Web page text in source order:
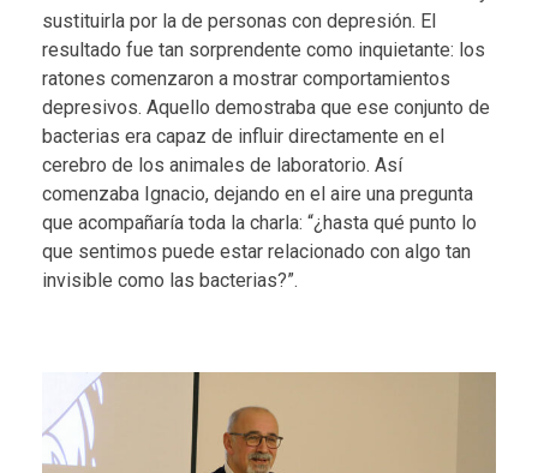
sustituirla por la de personas con depresión. El
resultado fue tan sorprendente como inquietante: los
ratones comenzaron a mostrar comportamientos
depresivos. Aquello demostraba que ese conjunto de
bacterias era capaz de influir directamente en el
cerebro de los animales de laboratorio. Así
comenzaba Ignacio, dejando en el aire una pregunta
que acompañaría toda la charla: “¿hasta qué punto lo
que sentimos puede estar relacionado con algo tan
invisible como las bacterias?”.